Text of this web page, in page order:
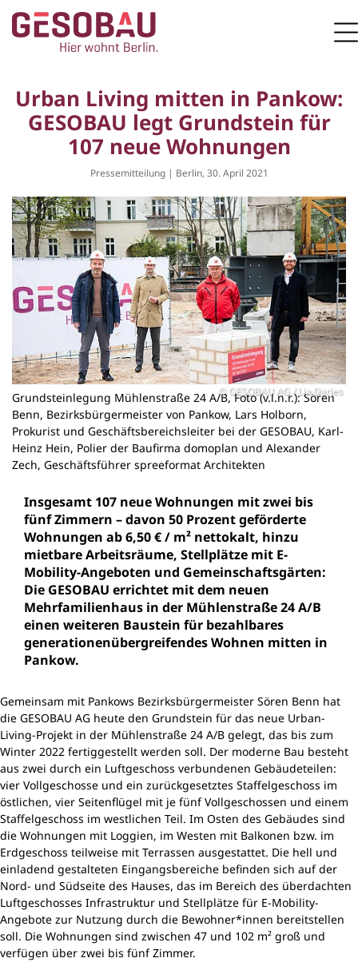
ZUM HAUPTINHALT SPRINGEN
Zur Startseite
Urban Living mitten in Pankow:
GESOBAU legt Grundstein für
107 neue Wohnungen
Pressemitteilung | Berlin, 30. April 2021
GESOBAU AG / Lia Darjes
Grundsteinlegung Mühlenstraße 24 A/B, Foto (v.l.n.r.): Sören
Benn, Bezirksbürgermeister von Pankow, Lars Holborn,
Prokurist und Geschäftsbereichsleiter bei der GESOBAU, Karl-
Heinz Hein, Polier der Baufirma domoplan und Alexander
Zech, Geschäftsführer spreeformat Architekten
Insgesamt 107 neue Wohnungen mit zwei bis
fünf Zimmern – davon 50 Prozent geförderte
Wohnungen ab 6,50 € / m² nettokalt, hinzu
mietbare Arbeitsräume, Stellplätze mit E-
Mobility-Angeboten und Gemeinschaftsgärten:
Die GESOBAU errichtet mit dem neuen
Mehrfamilienhaus in der Mühlenstraße 24 A/B
einen weiteren Baustein für bezahlbares
generationenübergreifendes Wohnen mitten in
Pankow.
Gemeinsam mit Pankows Bezirksbürgermeister Sören Benn hat
die GESOBAU AG heute den Grundstein für das neue Urban-
Living-Projekt in der Mühlenstraße 24 A/B gelegt, das bis zum
Winter 2022 fertiggestellt werden soll. Der moderne Bau besteht
aus zwei durch ein Luftgeschoss verbundenen Gebäudeteilen:
vier Vollgeschosse und ein zurückgesetztes Staffelgeschoss im
östlichen, vier Seitenflügel mit je fünf Vollgeschossen und einem
Staffelgeschoss im westlichen Teil. Im Osten des Gebäudes sind
die Wohnungen mit Loggien, im Westen mit Balkonen bzw. im
Erdgeschoss teilweise mit Terrassen ausgestattet. Die hell und
einladend gestalteten Eingangsbereiche befinden sich auf der
Nord- und Südseite des Hauses, das im Bereich des überdachten
Luftgeschosses Infrastruktur und Stellplätze für E-Mobility-
Angebote zur Nutzung durch die Bewohner*innen bereitstellen
soll. Die Wohnungen sind zwischen 47 und 102 m² groß und
verfügen über zwei bis fünf Zimmer.